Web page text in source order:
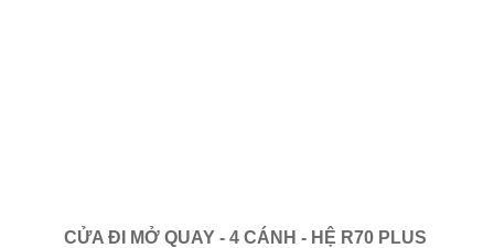
CỬA ĐI MỞ QUAY - 4 CÁNH - HỆ R70 PLUS